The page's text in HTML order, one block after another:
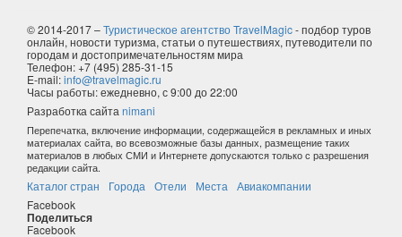
© 2014-2017 –Туристическое агентство TravelMagic- подбор туров
онлайн, новости туризма, статьи о путешествиях, путеводители по
городам и достопримечательностям мира
Телефон: +7 (495) 285-31-15
E-mail:info@travelmagic.ru
Часы работы: ежедневно, с 9:00 до 22:00
Разработка сайта nimani
Перепечатка, включение информации, содержащейся в рекламных и иных
материалах сайта, во всевозможные базы данных, размещение таких
материалов в любых СМИ и Интернете допускаются только с разрешения
редакции сайта.
Каталог стран Города Отели Места
Авиакомпании
Facebook
Поделиться
Facebook